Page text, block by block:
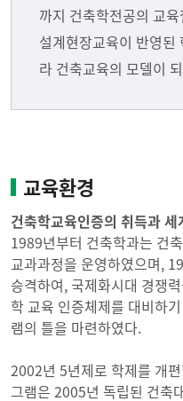
까지 건축학전공의 교
설계현장교육이 반영
라 건축교육의 모델이
교육환경
건축학교육인증의 취득과
1989년부터 건축학과는 건
교과과정을 운영하였으며,
승격하여, 국제화시대 경쟁
학 교육 인증체제를 대비하
램의 틀을 마련하였다.
2002년 5년제로 학제를 개
그램은 2005년 독립된 건축